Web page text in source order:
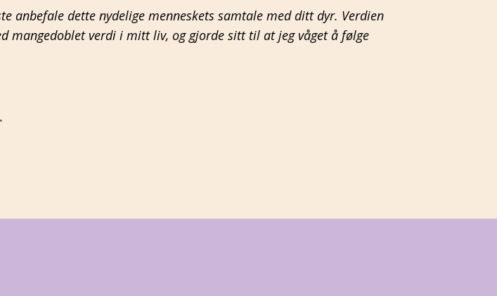
anbefale dette nydelige menneskets samtale med ditt dyr. Verdien
mangedoblet verdi i mitt liv, og gjorde sitt til at jeg våget å følge